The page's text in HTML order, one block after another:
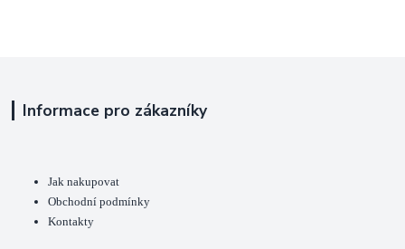
Informace pro zákazníky
Jak nakupovat
Obchodní podmínky
Kontakty